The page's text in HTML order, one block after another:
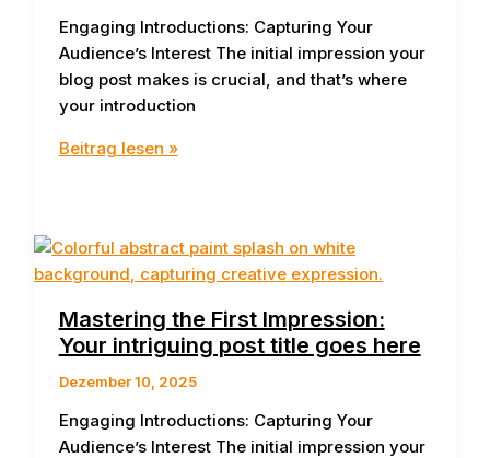
Engaging Introductions: Capturing Your
Audience’s Interest The initial impression your
blog post makes is crucial, and that’s where
your introduction
The
Readers
In:
attractive
post
title
here
Beitrag lesen »
Mastering the First Impression:
Your intriguing post title goes here
Dezember 10, 2025
Engaging Introductions: Capturing Your
Audience’s Interest The initial impression your